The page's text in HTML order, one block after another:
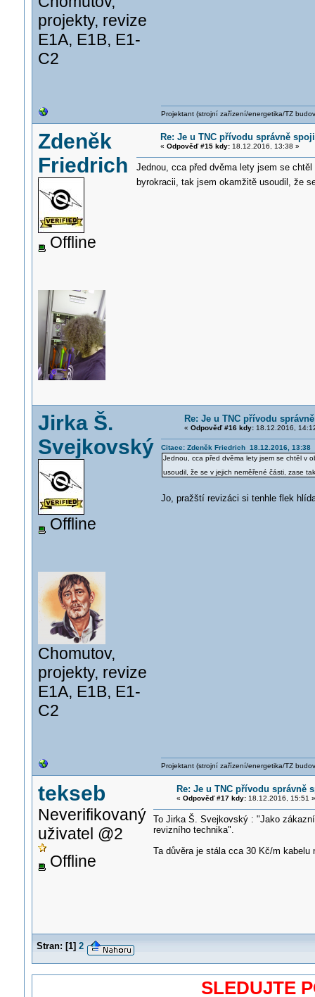
projekty, revize
E1A, E1B, E1-
C2
Projektant (strojní zařízení/energetika/TZ
Zdeněk
Friedrich
Offline
Re: Je u TNC přívodu správně
« Odpověď #15 kdy:18.12.2016, 13:38 »
Jednou, cca před dvěma lety jsem se
byrokracii, tak jsem okamžitě usoudil, že
Jirka Š.
Svejkovský
Offline
Chomutov,
projekty, revize
E1A, E1B, E1-
C2
Re: Je u TNC přívodu
« Odpověď #16 kdy:18.12.2016,
Citace: Zdeněk Friedrich 18.12.2016, 13:38
Jednou, cca před dvěma lety jsem se chtěl v
usoudil, že se v jejich neměřené části, zase
Jo, pražští revizáci si tenhle flek
Projektant (strojní zařízení/energetika/TZ
tekseb
Neverifikovaný
uživatel @2
Offline
Re: Je u TNC přívodu správně
« Odpověď #17 kdy:18.12.2016, 15:51 »
To Jirka Š. Svejkovský : "Jako
revizního technika".
Ta důvěra je stála cca 30 Kč/m kabelu
Stran: [1] 2
SLEDUJTE